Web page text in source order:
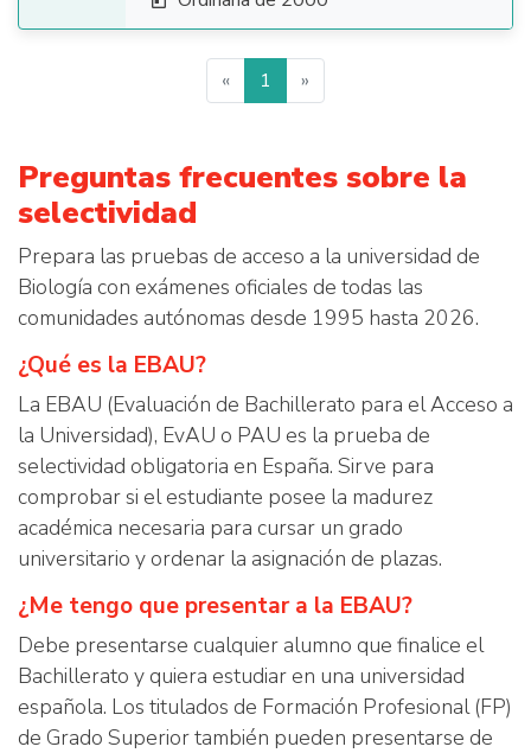
« 1 »
Preguntas frecuentes sobre la
selectividad
Prepara las pruebas de acceso a la universidad de
Biología con exámenes oficiales de todas las
comunidades autónomas desde 1995 hasta 2026.
¿Qué es la EBAU?
La EBAU (Evaluación de Bachillerato para el Acceso a
la Universidad), EvAU o PAU es la prueba de
selectividad obligatoria en España. Sirve para
comprobar si el estudiante posee la madurez
académica necesaria para cursar un grado
universitario y ordenar la asignación de plazas.
¿Me tengo que presentar a la EBAU?
Debe presentarse cualquier alumno que finalice el
Bachillerato y quiera estudiar en una universidad
española. Los titulados de Formación Profesional (FP)
de Grado Superior también pueden presentarse de